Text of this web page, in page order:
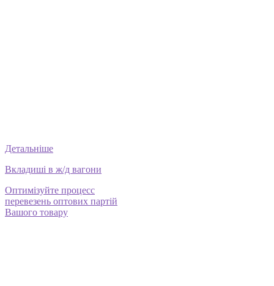
Детальніше
Вкладиші в ж/д вагони
Оптимізуйте процесс
перевезень оптових партій
Вашого товару